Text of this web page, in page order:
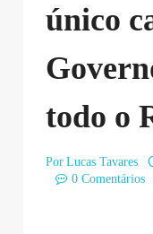
único
todo o
Por Lucas Tavares
0 Comentários